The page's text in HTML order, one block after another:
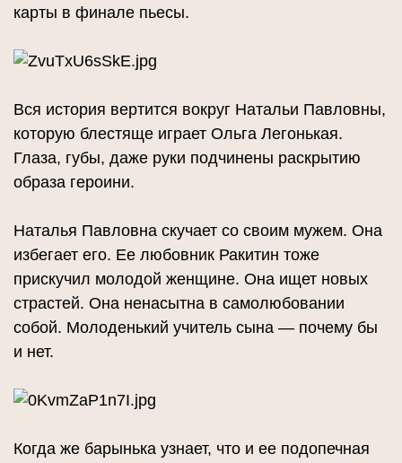
карты в финале пьесы.
Вся история вертится вокруг Натальи Павловны,
которую блестяще играет Ольга Легонькая.
Глаза, губы, даже руки подчинены раскрытию
образа героини.
Наталья Павловна скучает со своим мужем. Она
избегает его. Ее любовник Ракитин тоже
прискучил молодой женщине. Она ищет новых
страстей. Она ненасытна в самолюбовании
собой. Молоденький учитель сына — почему бы
и нет.
Когда же барынька узнает, что и ее подопечная